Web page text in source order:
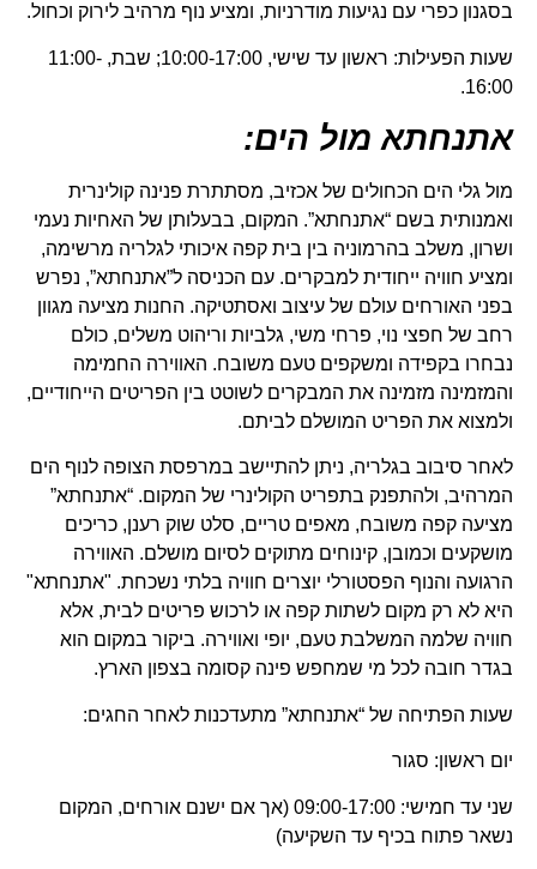
בסגנון כפרי עם נגיעות מודרניות, ומציע נוף מרהיב לירוק וכחול.
שעות הפעילות: ראשון עד שישי, 10:00-17:00; שבת, 11:00-
16:00.
אתנחתא מול הים:
מול גלי הים הכחולים של אכזיב, מסתתרת פנינה קולינרית
ואמנותית בשם “אתנחתא”. המקום, בבעלותן של האחיות נעמי
ושרון, משלב בהרמוניה בין בית קפה איכותי לגלריה מרשימה,
ומציע חוויה ייחודית למבקרים. עם הכניסה ל”אתנחתא”, נפרש
בפני האורחים עולם של עיצוב ואסתטיקה. החנות מציעה מגוון
רחב של חפצי נוי, פרחי משי, גלביות וריהוט משלים, כולם
נבחרו בקפידה ומשקפים טעם משובח. האווירה החמימה
והמזמינה מזמינה את המבקרים לשוטט בין הפריטים הייחודיים,
ולמצוא את הפריט המושלם לביתם.
לאחר סיבוב בגלריה, ניתן להתיישב במרפסת הצופה לנוף הים
המרהיב, ולהתפנק בתפריט הקולינרי של המקום. “אתנחתא”
מציעה קפה משובח, מאפים טריים, סלט שוק רענן, כריכים
מושקעים וכמובן, קינוחים מתוקים לסיום מושלם. האווירה
הרגועה והנוף הפסטורלי יוצרים חוויה בלתי נשכחת. "אתנחתא"
היא לא רק מקום לשתות קפה או לרכוש פריטים לבית, אלא
חוויה שלמה המשלבת טעם, יופי ואווירה. ביקור במקום הוא
בגדר חובה לכל מי שמחפש פינה קסומה בצפון הארץ.
שעות הפתיחה של “אתנחתא” מתעדכנות לאחר החגים:
יום ראשון: סגור
שני עד חמישי: 09:00-17:00 (אך אם ישנם אורחים, המקום
נשאר פתוח בכיף עד השקיעה)